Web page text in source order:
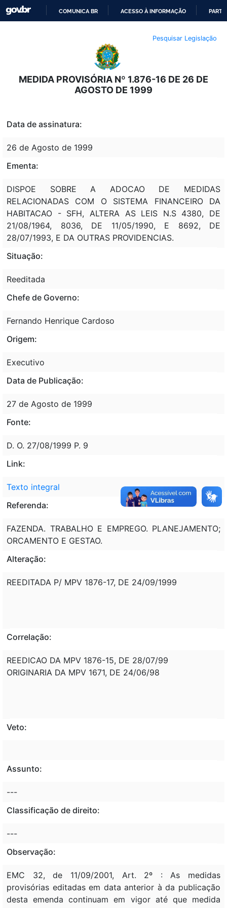
O
CONTEÚDO
COMUNICA BR ACESSO À INFORMAÇÃO
Pesquisar Legislação
MEDIDA PROVISÓRIA Nº 1.876-16 DE 26 DE
AGOSTO DE 1999
Data de assinatura:
26 de Agosto de 1999
Ementa:
DISPOE SOBRE A ADOCAO DE MEDIDAS
RELACIONADAS COM O SISTEMA FINANCEIRO DA
HABITACAO - SFH, ALTERA AS LEIS N.S 4380, DE
21/08/1964, 8036, DE 11/05/1990, E 8692, DE
28/07/1993, E DA OUTRAS PROVIDENCIAS.
Situação:
Reeditada
Chefe de Governo:
Fernando Henrique Cardoso
Origem:
Executivo
Data de Publicação:
27 de Agosto de 1999
Fonte:
D. O. 27/08/1999 P. 9
Link:
Texto integral
Referenda:
FAZENDA. TRABALHO E EMPREGO. PLANEJAMENTO;
ORCAMENTO E GESTAO.
Alteração:
REEDITADA P/ MPV 1876-17, DE 24/09/1999
Correlação:
REEDICAO DA MPV 1876-15, DE 28/07/99
ORIGINARIA DA MPV 1671, DE 24/06/98
Veto:
Assunto:
---
Classificação de direito:
---
Observação:
EMC 32, de 11/09/2001, Art. 2º : As medidas
provisórias editadas em data anterior à da publicação
desta emenda continuam em vigor até que medida